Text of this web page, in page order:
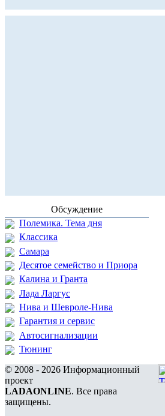
Обсуждение
Полемика. Тема дня
Классика
Самара
Десятое семейство и Приора
Калина и Гранта
Лада Ларгус
Нива и Шевроле-Нива
Гарантия и сервис
Автосигнализации
Тюнинг
© 2008 - 2026 Информационный
проект
LADAONLINE. Все права
защищены.